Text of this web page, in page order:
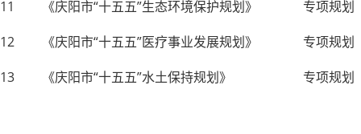
11
《庆阳市“十五五”生态环境保护规划》
专项规划
12
《庆阳市“十五五”医疗事业发展规划》
专项规划
13
《庆阳市“十五五”水土保持规划》 专项规划